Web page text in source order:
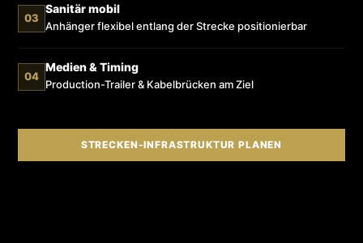
03
Sanitär mobil
Anhänger flexibel entlang der Strecke positionierbar
04
Medien & Timing
Production-Trailer & Kabelbrücken am Ziel
STRECKEN-INFRASTRUKTUR PLANEN